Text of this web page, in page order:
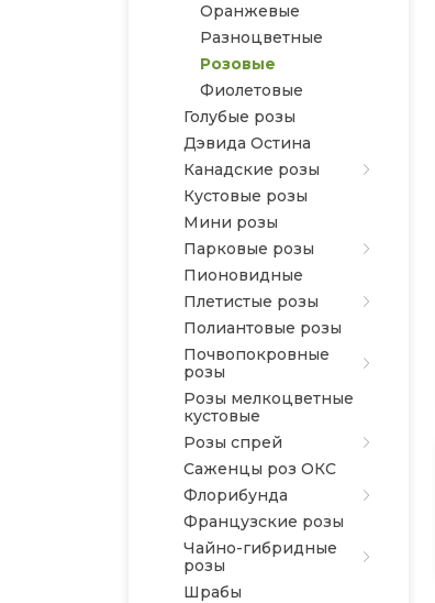
Оранжевые
Разноцветные
Розовые
Фиолетовые
Голубые розы
Дэвида Остина
Канадские розы
Кустовые розы
Мини розы
Парковые розы
Пионовидные
Плетистые розы
Полиантовые розы
Почвопокровные
розы
Розы мелкоцветные
кустовые
Розы спрей
Саженцы роз ОКС
Флорибунда
Французские розы
Чайно-гибридные
розы
Шрабы